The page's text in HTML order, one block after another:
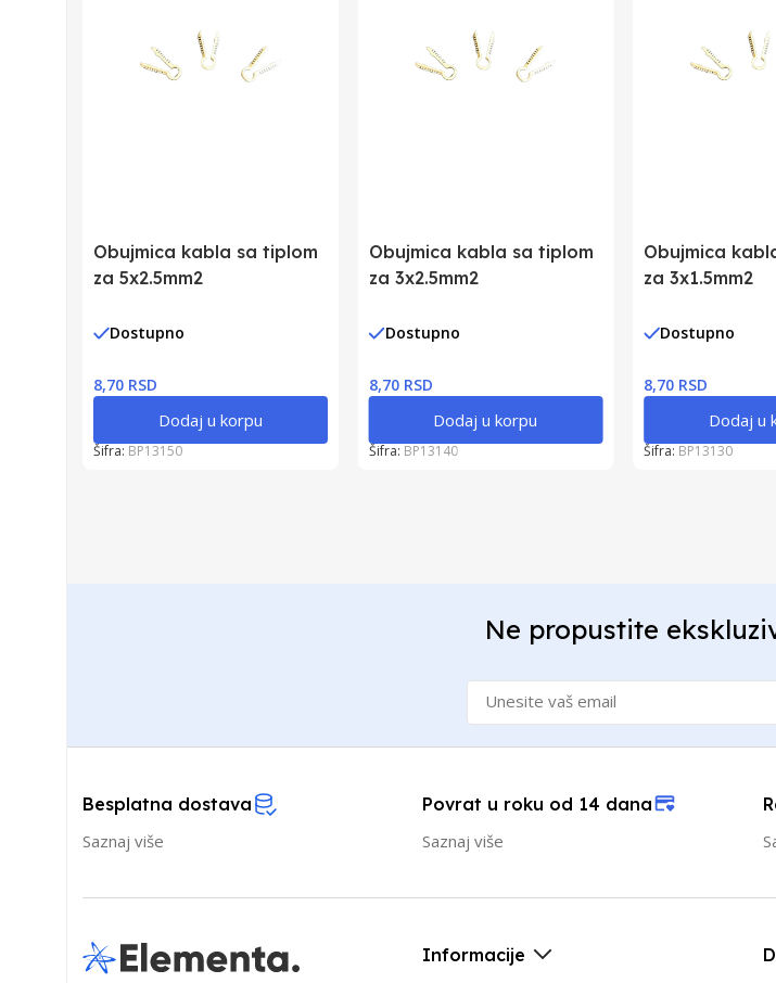
Obujmica kabla sa tiplom
za 5x2.5mm2
Dostupno
8,70 RSD
Dodaj u korpu
Šifra: BP13150
Obujmica kabla sa tiplom
za 3x2.5mm2
Dostupno
8,70 RSD
Dodaj u korpu
Šifra: BP13140
Obujmica
za 3x1.5mm2
Dostupno
8,70 RSD
Dodaj u
Šifra: BP13130
Ne propustite
Besplatna dostava
Saznaj više
Povrat u roku od 14 dana
Saznaj više
Informacije